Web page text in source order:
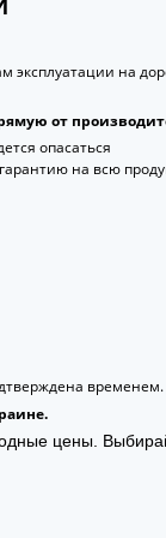
эксплуатации на
от
опасаться
на всю
временем.
цены.